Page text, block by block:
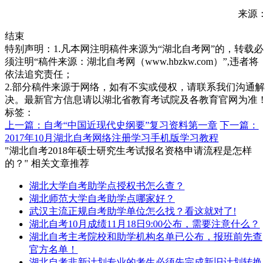
来源：
结束
特别声明：1.凡本网注明稿件来源为“湖北自考网”的，转载必
须注明“稿件来源：湖北自考网（www.hbzkw.com）”,违者将
依法追究责任；
2.部分稿件来源于网络，如有不实或侵权，请联系我们沟通解
决。最新官方信息请以湖北省教育考试院及各教育官网为准！
标签：
上一篇：自考“中国近现代史纲要”复习资料第一章 下一篇：
2017年10月湖北自考网络注册学习手机版学习教程
"湖北自考2018年硕士研究生考试报名资格申请流程是怎样
的？" 相关文章推荐
湖北大学自考助学点授权书怎么查？
湖北师范大学自考助学点哪家好？
武汉主流正规自考助学单位怎么找？看这就对了!
湖北自考10月成绩11月18日9:00公布，需要注意什么？
湖北自考主考院校和助学机构名单已公布，报班前先查
官方名单！